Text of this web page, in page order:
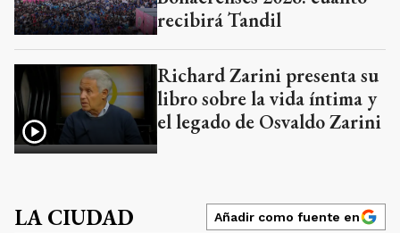
recibirá Tandil
Richard Zarini presenta su
libro sobre la vida íntima y
el legado de Osvaldo Zarini
LA CIUDAD Añadir como fuente en